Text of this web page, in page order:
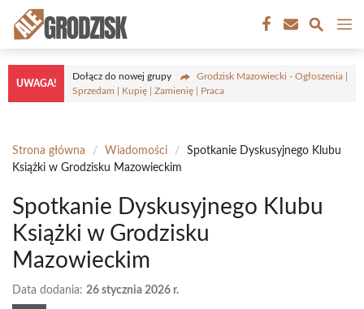
Przejdź
treści
UWAGA!
Dołącz do nowej grupy
Grodzisk Mazowiecki - Ogłoszenia |
Sprzedam | Kupię | Zamienię | Praca
Strona główna / Wiadomości /
Spotkanie Dyskusyjnego Klubu
Książki w Grodzisku Mazowieckim
Spotkanie Dyskusyjnego Klubu
Książki w Grodzisku
Mazowieckim
Data dodania: 26 stycznia 2026 r.